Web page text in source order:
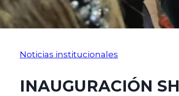
Noticias institucionales
INAUGURACIÓN